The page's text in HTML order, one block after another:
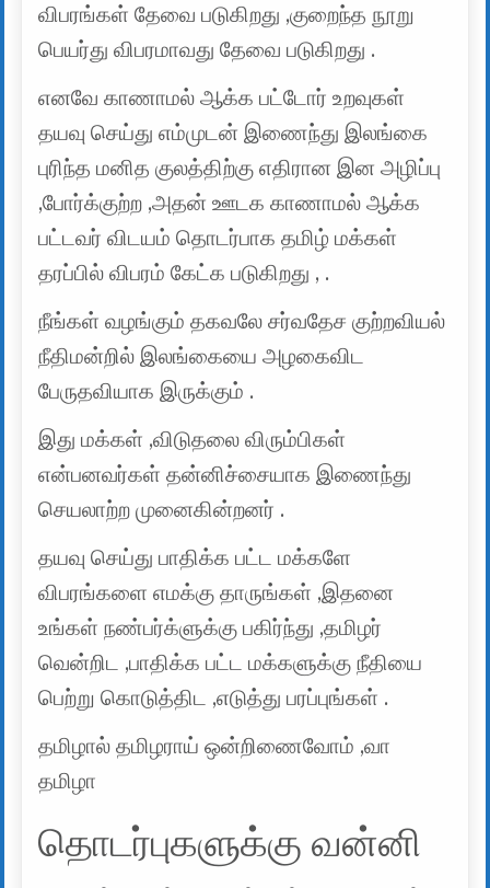
விபரங்கள் தேவை படுகிறது ,குறைந்த நூறு
பெயர்து விபரமாவது தேவை படுகிறது .
எனவே காணாமல் ஆக்க பட்டோர் உறவுகள்
தயவு செய்து எம்முடன் இணைந்து இலங்கை
புரிந்த மனித குலத்திற்கு எதிரான இன அழிப்பு
,போர்க்குற்ற ,அதன் ஊடக காணாமல் ஆக்க
பட்டவர் விடயம் தொடர்பாக தமிழ் மக்கள்
தரப்பில் விபரம் கேட்க படுகிறது , .
நீங்கள் வழங்கும் தகவலே சர்வதேச குற்றவியல்
நீதிமன்றில் இலங்கையை அழகைவிட
பேருதவியாக இருக்கும் .
இது மக்கள் ,விடுதலை விரும்பிகள்
என்பனவர்கள் தன்னிச்சையாக இணைந்து
செயலாற்ற முனைகின்றனர் .
தயவு செய்து பாதிக்க பட்ட மக்களே
விபரங்களை எமக்கு தாருங்கள் ,இதனை
உங்கள் நண்பர்க்ளுக்கு பகிர்ந்து ,தமிழர்
வென்றிட ,பாதிக்க பட்ட மக்களுக்கு நீதியை
பெற்று கொடுத்திட ,எடுத்து பரப்புங்கள் .
தமிழால் தமிழராய் ஒன்றிணைவோம் ,வா
தமிழா
தொடர்புகளுக்கு வன்னி